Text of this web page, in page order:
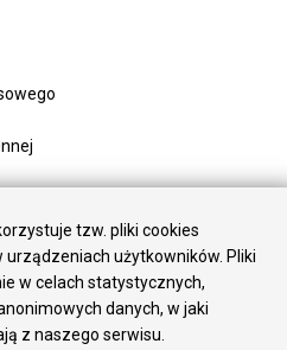
tzw. pliki cookies
urządzeniach użytkowników. Pliki
w celach statystycznych,
danych, w jaki
z naszego serwisu.